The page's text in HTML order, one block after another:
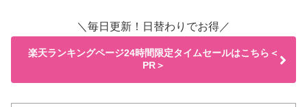
＼毎日更新！日替わりでお得／
楽天ランキングページ24時間限定タイムセールはこちら＜
PR＞